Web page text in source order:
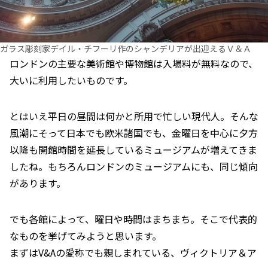
ガラス彫刻家デイル・チフーリ作のシャンデリアが出迎えるＶ＆Ａ
ロンドンの主要な美術館や博物館は入場料が無料なので、
大いに利用したいものです。
とはいえ平日の昼間は何かと所用で忙しい現代人。そんな
風潮にそって日本でも欧米諸国でも、金曜日を中心に夕方
以降も開館時間を延長しているミュージアムが増えてきま
したね。もちろんロンドンのミュージアムにも、同じ傾向
があります。
でも各館によって、曜日や時間はまちまち。そこで代表的
なものを挙げてみようと思います。
まずはV&Aの愛称でも親しまれている、ヴィクトリア＆ア